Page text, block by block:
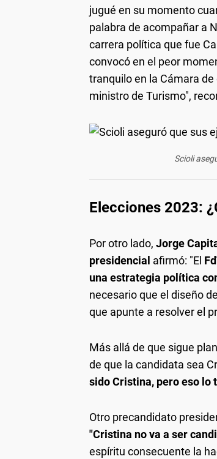
jugué en su momento
palabra de acompañar a
carrera política que fue
convocó en el peor
tranquilo en la Cámara
ministro de Turismo",
Scioli
Elecciones 2023:
Por otro lado, Jorge
presidencial afirmó: "El
una estrategia política
necesario que el diseño
que apunte a resolver el
Más allá de que sigue
de que la candidata sea
sido Cristina, pero eso lo
Otro precandidato
"Cristina no va a ser
espíritu consecuente la